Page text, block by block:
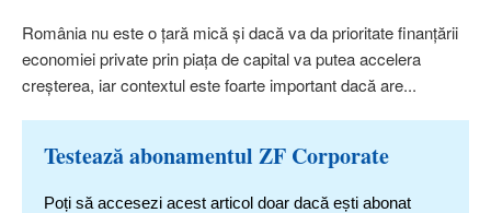
România nu este o ţară mică şi dacă va da prioritate finanţării
economiei private prin piaţa de capital va putea accelera
creşterea, iar contextul este foarte important dacă are...
Testează abonamentul ZF Corporate
Poți să accesezi acest articol doar dacă ești abonat